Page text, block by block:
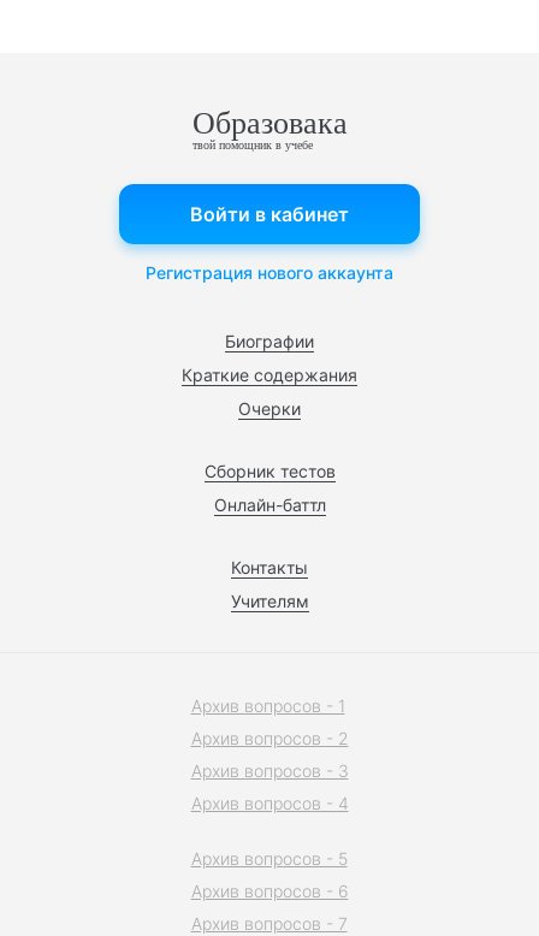
Образовака
твой помощник в учебе
Биографии
Краткие содержания
Очерки
Сборник тестов
Онлайн-баттл
Контакты
Учителям
Войти в кабинет
Регистрация нового аккаунта
Архив вопросов - 1
Архив вопросов - 2
Архив вопросов - 3
Архив вопросов - 4
Архив вопросов - 5
Архив вопросов - 6
Архив вопросов - 7